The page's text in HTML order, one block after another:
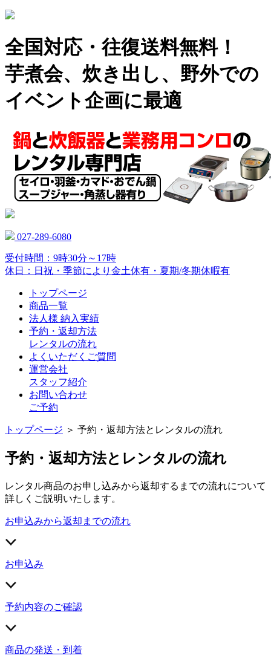
全国対応・往復送料無料！
芋煮会、炊き出し、野外での
イベント企画に最適
027-289-6080
受付時間：9時30分～17時
休日：日祝・季節により金土休有・夏期/冬期休暇有
トップページ
商品一覧
法人様 納入実績
予約・返却方法
レンタルの流れ
よくいただくご質問
運営会社
スタッフ紹介
お問い合わせ
ご予約
トップページ ＞ 予約・返却方法とレンタルの流れ
予約・返却方法とレンタルの流れ
レンタル商品のお申し込みから返却するまでの流れについて
詳しくご説明いたします。
お申込みから返却までの流れ
お申込み
予約内容のご確認
商品の発送・到着